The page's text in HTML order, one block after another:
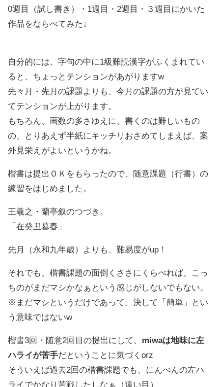
0週目（試し書き）・1週目・2週目・３週目にかいた
作品をならべてみた↓
自分的には、字句の中に1級難読漢字がふくまれてい
ると、ちょっとテンションがあがりますw
先々月・先月の課題よりも、今月の課題の方が見てい
てテンションが上がります。
もちろん、画数の多さゆえに、書くのは難しいもの
の、とりあえず半紙にキッチリおさめてしまえば、案
外見栄えがよいというかね。
楷書は提出ＯＫをもらったので、随意課題（行書）の
練習をはじめました。
王羲之・蘭亭叙のつづき。
「在癸丑暮春」
先月（永和九年歳）よりも、難易度がup！
それでも、楷書課題の面倒くささにくらべれば、こっ
ちのがまだマシかなぁという感じがしないでもない。
※まだマシというだけであって、決して「簡単」とい
う意味ではないw
楷書3回・随意2回目の提出にして、 miwaは地味に左
ハライが苦手だということに気づくorz
そういえば過去2回の楷書課題でも、にんべんの左ハ
ライでかなり苦戦したしなぁ（遠い目）